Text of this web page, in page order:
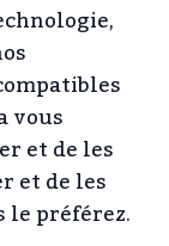
vous
et de les
et de les
préférez.